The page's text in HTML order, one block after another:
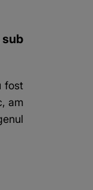
sub
fost
am